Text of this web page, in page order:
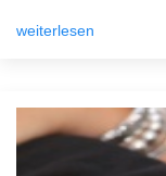
weiterlesen